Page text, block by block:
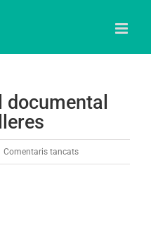
Comentaris tancatsa